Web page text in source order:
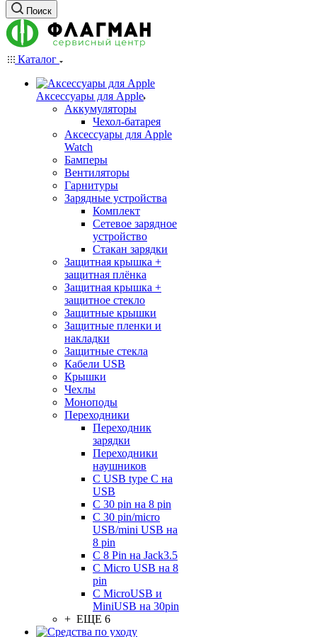
Поиск
Каталог
Аксессуары для Apple
Аккумуляторы
Чехол-батарея
Аксессуары для Apple
Watch
Бамперы
Вентиляторы
Гарнитуры
Зарядные устройства
Комплект
Сетевое зарядное
устройство
Стакан зарядки
Защитная крышка +
защитная плёнка
Защитная крышка +
защитное стекло
Защитные крышки
Защитные пленки и
накладки
Защитные стекла
Кабели USB
Крышки
Чехлы
Моноподы
Переходники
Переходник
зарядки
Переходники
наушников
С USB type C на
USB
С 30 pin на 8 pin
С 30 pin/micro
USB/mini USB на
8 pin
С 8 Pin на Jack3.5
С Micro USB на 8
pin
С MicroUSB и
MiniUSB на 30pin
+ ЕЩЕ 6